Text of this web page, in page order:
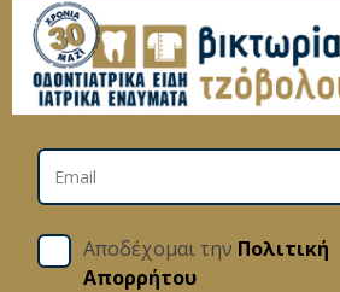
Αποδέχομαι την Πολιτική
Απορρήτου